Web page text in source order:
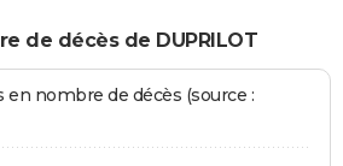
de décès de DUPRILOT
nombre de décès (source :